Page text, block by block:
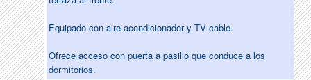
Equipado con aire acondicionador y TV cable.
Ofrece acceso con puerta a pasillo que conduce a los
dormitorios.